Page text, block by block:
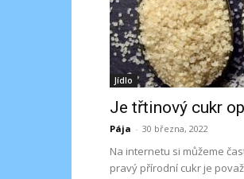
Jídlo
Je třtinový cukr
Pája - 30 března, 2022
Na internetu si můžeme
pravý přírodní cukr je